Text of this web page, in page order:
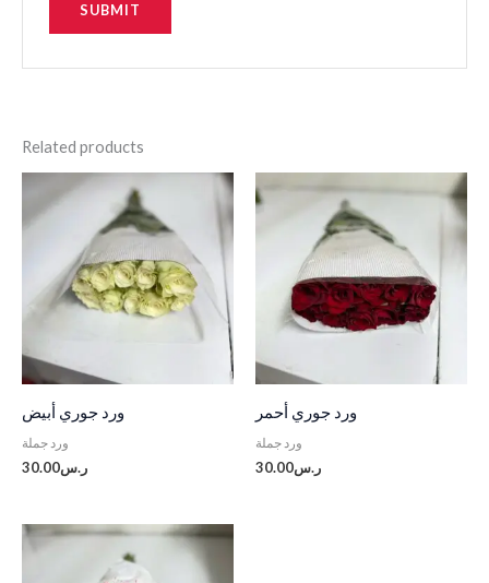
Related products
ورد جوري أبيض
ورد جملة
ر.س30.00
ورد جوري أحمر
ورد جملة
ر.س30.00